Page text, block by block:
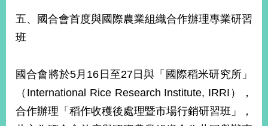
五、國合會首度與國際農業組織合作辦理專業研習
班
國合會將於5月16日至27日與「國際稻米研究所」
（International Rice Research Institute, IRRI），
合作辦理「稻作收穫後處理暨市場行銷研習班」，